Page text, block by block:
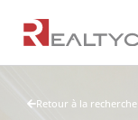
Retour à la recherche